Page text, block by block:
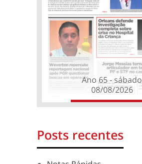
Ano 65 - sábado
08/08/2026
Posts recentes